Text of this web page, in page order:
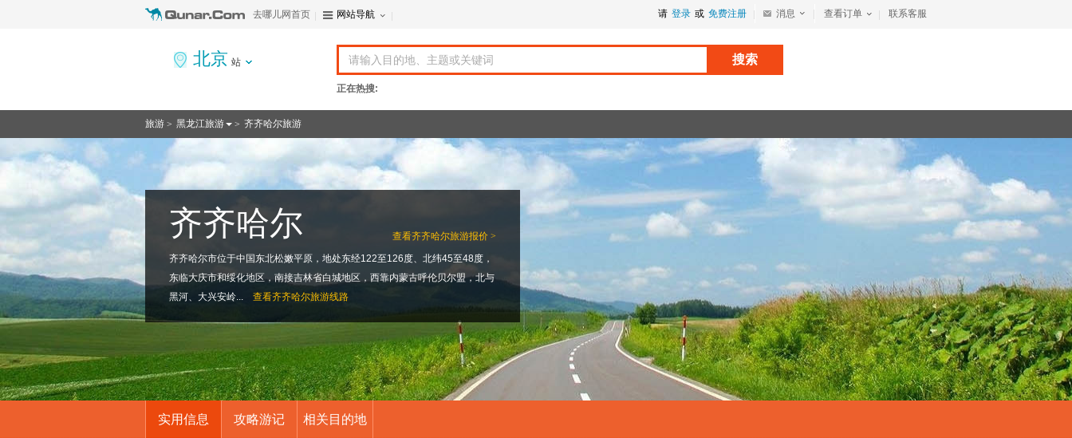
请 登录 或 免费注册 消息 查看订单 联系客服
去哪儿网首页 网站导航
北京 站 搜索
正在热搜:
旅游 > 黑龙江旅游 > 齐齐哈尔旅游
查看齐齐哈尔旅游报价 >
齐齐哈尔
齐齐哈尔市位于中国东北松嫩平原，地处东经122至126度、北纬45至48度，
东临大庆市和绥化地区，南接吉林省白城地区，西靠内蒙古呼伦贝尔盟，北与
黑河、大兴安岭...
查看齐齐哈尔旅游线路
实用信息 攻略游记 相关目的地